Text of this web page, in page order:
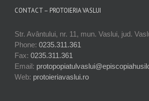
CONTACT – PROTOIERIA VASLUI
Str. Avântului, nr. 11, mun. Vaslui, jud.
Phone: 0235.311.361
Fax: 0235.311.361
Email:
Web: protoieriavaslui.ro